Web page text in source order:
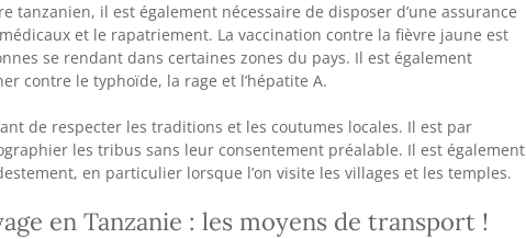
tanzanien, il est également nécessaire de disposer d’une assurance
et le rapatriement. La vaccination contre la fièvre jaune est
se rendant dans certaines zones du pays. Il est également
contre le typhoïde, la rage et l’hépatite A.
de respecter les traditions et les coutumes locales. Il est par
les tribus sans leur consentement préalable. Il est également
en particulier lorsque l’on visite les villages et les temples.
en Tanzanie : les moyens de transport !